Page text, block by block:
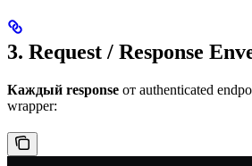
3. Request / Response
Каждый response от authenticated
wrapper: